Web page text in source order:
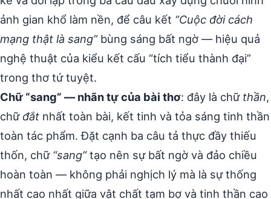
ảnh gian khổ làm nền, để câu kết “Cuộc đời cách
mạng thật là sang”bùng sáng bất ngờ — hiệu quả
nghệ thuật của kiểu kết cấu “tích tiểu thành đại”
trong thơ tứ tuyệt.
Chữ “sang” — nhãn tự của bài thơ: đây là chữ thần,
chữđắt nhất toàn bài, kết tinh và tỏa sáng tinh thần
toàn tác phẩm. Đặt cạnh ba câu tả thực đầy thiếu
thốn, chữ “sang”tạo nên sự bất ngờ và đảo chiều
hoàn toàn — không phải nghịch lý mà là sự thống
nhất cao nhất giữa vật chất tạm bợ và tinh thần cao